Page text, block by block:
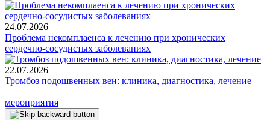
24.07.2026
Проблема некомплаенса к лечению при хронических
сердечно-сосудистых заболеваниях
22.07.2026
Тромбоз подошвенных вен: клиника, диагностика, лечение
мероприятия